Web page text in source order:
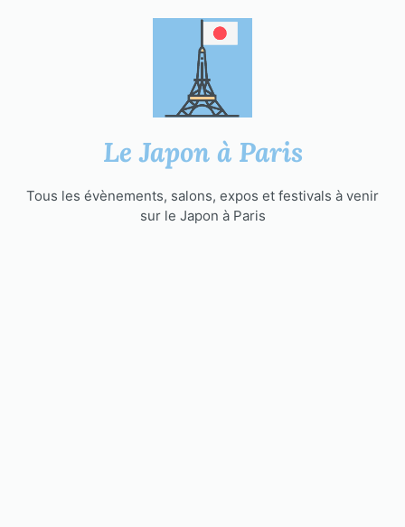
Le Japon à Paris
Tous les évènements, salons, expos et festivals à venir
sur le Japon à Paris